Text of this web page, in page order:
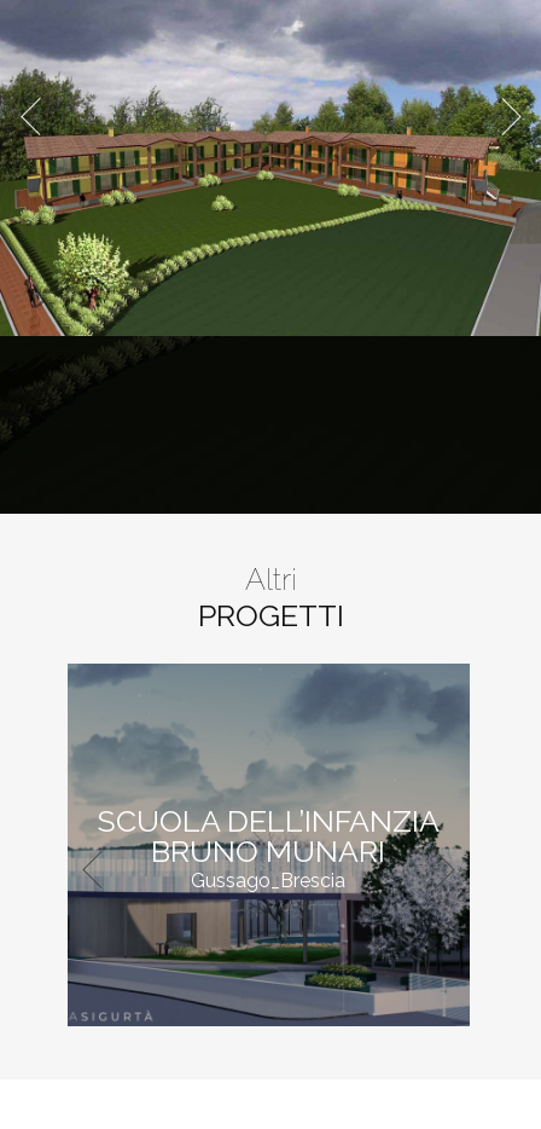
Altri
PROGETTI
SCUOLA DELL’INFANZIA
BRUNO MUNARI
Gussago_Brescia